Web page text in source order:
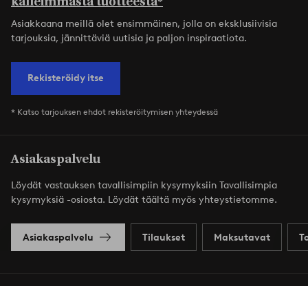
Asiakkaana meillä olet ensimmäinen, jolla on eksklusiivisia
tarjouksia, jännittäviä uutisia ja paljon inspiraatiota.
Rekisteröidy itse
* Katso tarjouksen ehdot rekisteröitymisen yhteydessä
Asiakaspalvelu
Löydät vastauksen tavallisimpiin kysymyksiin Tavallisimpia
kysymyksiä -osiosta. Löydät täältä myös yhteystietomme.
Asiakaspalvelu Tilaukset Maksutavat